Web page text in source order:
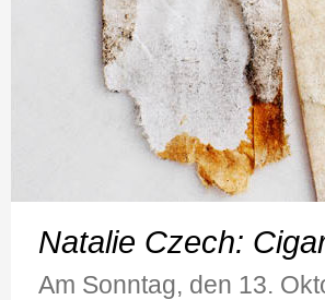
Natalie Czech:
Am Sonntag, den 13.